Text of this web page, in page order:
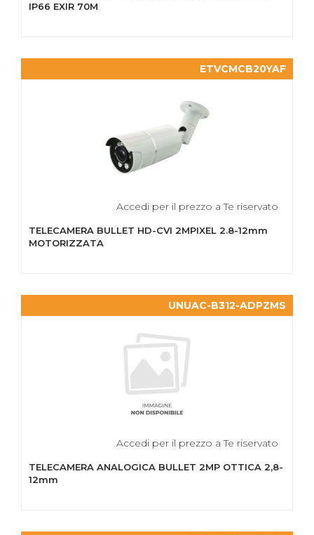
IP66 EXIR 70M
ETVCMCB20YAF
Accedi per il prezzo a Te riservato
TELECAMERA BULLET HD-CVI 2MPIXEL 2.8-12mm
MOTORIZZATA
UNUAC-B312-ADPZMS
Accedi per il prezzo a Te riservato
TELECAMERA ANALOGICA BULLET 2MP OTTICA 2,8-
12mm